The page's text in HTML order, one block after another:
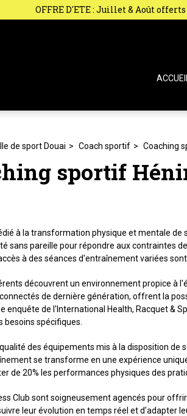
OFFRE D'ETE : Juillet & Août
de sport Douai Coach sportif Coaching
sportif
à la transformation physique et mentale
sans pareille pour répondre aux contraintes
à des séances d'entraînement variées
découvrent un environnement propice
de dernière génération, offrent la
de l'International Health, Racquet &
spécifiques.
des équipements mis à la disposition
se transforme en une expérience
de 20% les performances physiques des
Club sont soigneusement agencés pour
leur évolution en temps réel et d'adapter